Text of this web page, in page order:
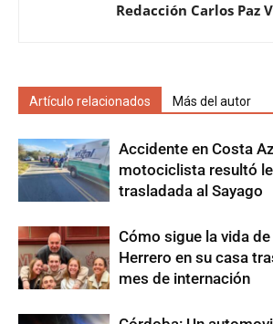
Redacción Carlos Paz
Artículo relacionados Más del autor
Accidente en Costa
motociclista resultó
trasladada al Sayago
Cómo sigue la vida
Herrero en su casa
mes de internación